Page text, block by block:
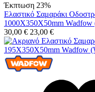
Έκπτωση 23%
Ελαστικό Σαμαράκι
1000X350X50mm
30,00 € 23,00 €